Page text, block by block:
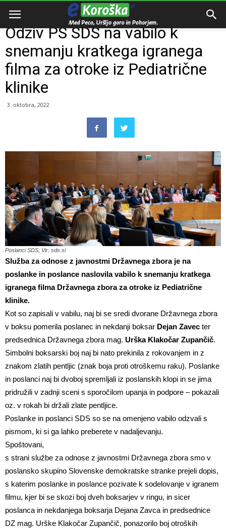
Domov
Odziv PS SDS na vabilo k
snemanju kratkega igranega
filma za otroke iz Pediatrične
klinike
3. oktobra, 2022
Poslanci SDS, Vir: sds.si
Služba za odnose z javnostmi Državnega zbora je na
poslanke in poslance naslovila vabilo k snemanju kratkega
igranega filma Državnega zbora za otroke iz Pediatrične
klinike.
Kot so zapisali v vabilu, naj bi se sredi dvorane Državnega zbora
v boksu pomerila poslanec in nekdanji boksar Dejan Zavec ter
predsednica Državnega zbora mag. Urška Klakočar Zupančič.
Simbolni boksarski boj naj bi nato prekinila z rokovanjem in z
znakom zlatih pentljic (znak boja proti otroškemu raku). Poslanke
in poslanci naj bi dvoboj spremljali iz poslanskih klopi in se jima
pridružili v zadnji sceni s sporočilom upanja in podpore – pokazali
oz. v rokah bi držali zlate pentljice.
Poslanke in poslanci SDS so se na omenjeno vabilo odzvali s
pismom, ki si ga lahko preberete v nadaljevanju.
Spoštovani,
s strani službe za odnose z javnostmi Državnega zbora smo v
poslansko skupino Slovenske demokratske stranke prejeli dopis,
s katerim poslanke in poslance pozivate k sodelovanje v igranem
filmu, kjer bi se skozi boj dveh boksarjev v ringu, in sicer
poslanca in nekdanjega boksarja Dejana Zavca in predsednice
DZ mag. Urške Klakočar Zupančič, ponazorilo boj otroških